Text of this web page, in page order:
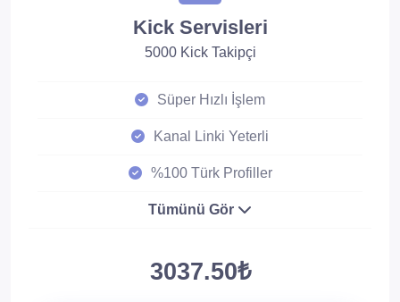
Kick Servisleri
5000 Kick Takipçi
Süper Hızlı İşlem
Kanal Linki Yeterli
%100 Türk Profiller
Tümünü Gör
3037.50₺